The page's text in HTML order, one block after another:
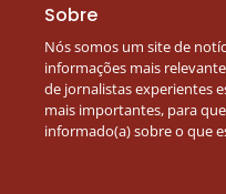
Sobre
Nós somos um site de
informações mais
de jornalistas experientes
mais importantes, para
informado(a) sobre o que